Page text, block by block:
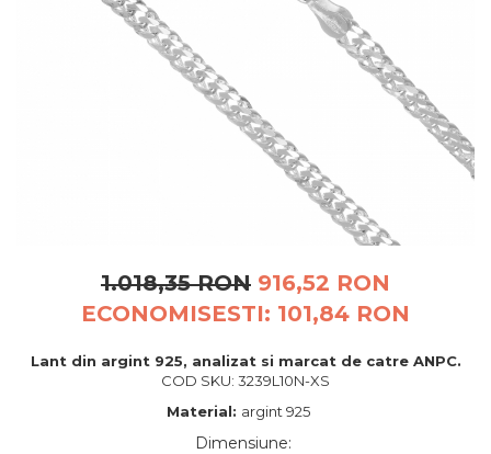
BRATARA TIP ROZARIU
1.018,35 RON 916,52 RON
ECONOMISESTI: 101,84 RON
Lant din argint 925, analizat si marcat de catre ANPC.
COD SKU: 3239L10N-XS
Material: argint 925
Dimensiune: